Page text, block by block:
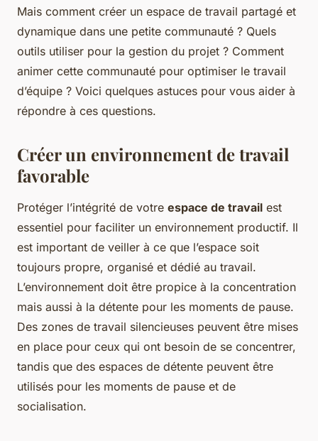
Mais comment créer un espace de travail partagé et
dynamique dans une petite communauté ? Quels
outils utiliser pour la gestion du projet ? Comment
animer cette communauté pour optimiser le travail
d’équipe ? Voici quelques astuces pour vous aider à
répondre à ces questions.
Créer un environnement de travail
favorable
Protéger l’intégrité de votre espace de travail est
essentiel pour faciliter un environnement productif. Il
est important de veiller à ce que l’espace soit
toujours propre, organisé et dédié au travail.
L’environnement doit être propice à la concentration
mais aussi à la détente pour les moments de pause.
Des zones de travail silencieuses peuvent être mises
en place pour ceux qui ont besoin de se concentrer,
tandis que des espaces de détente peuvent être
utilisés pour les moments de pause et de
socialisation.